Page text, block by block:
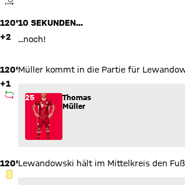
ANPFIFF
120'
+2
10 SEKUNDEN...
...noch!
120'
+1
AUSWECHSLUNG
Müller kommt in die Partie für
Wechsel: Thomas Müller (25) kommt
25
Thomas
Müller
120'
GELBE KARTE
Lewandowski hält im Mittelkreis den